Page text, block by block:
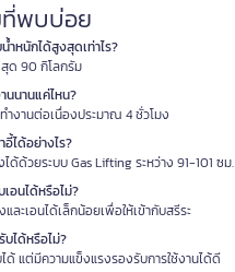
ที่พบบ่อย
ำหนักได้สูงสุดเท่าไร?
ด 90 กิโลกรัม
นนานแค่ไหน?
ำงานต่อเนื่องประมาณ 4 ชั่วโมง
ได้อย่างไร?
ด้ด้วยระบบ Gas Lifting ระหว่าง 91-101 ซม.
อนได้หรือไม่?
ละเอนได้เล็กน้อยเพื่อให้เข้ากับสรีระ
บได้หรือไม่?
ด้ แต่มีความแข็งแรงรองรับการใช้งานได้ดี